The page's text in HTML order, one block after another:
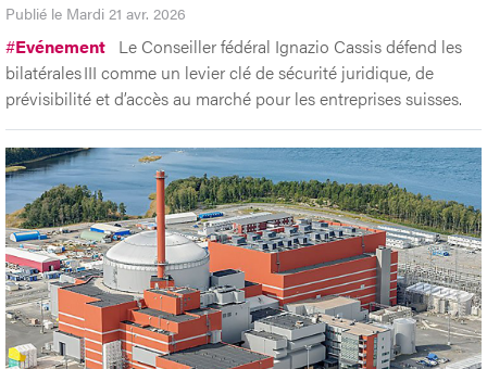
Publié le Mardi 21 avr. 2026
#Evénement Le Conseiller fédéral Ignazio Cassis défend les
bilatérales III comme un levier clé de sécurité juridique, de
prévisibilité et d’accès au marché pour les entreprises suisses.